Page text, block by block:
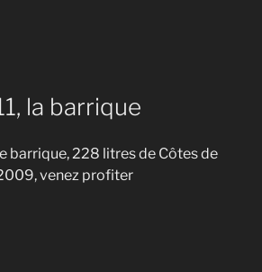
la barrique
barrique, 228 litres de Côtes de
venez profiter